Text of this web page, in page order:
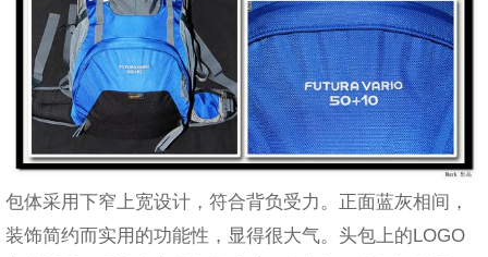
包体采用下窄上宽设计，符合背负受力。正面蓝灰相间，
装饰简约而实用的功能性，显得很大气。头包上的LOGO